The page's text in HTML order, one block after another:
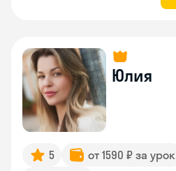
Юлия
5 от 1590 ₽ за урок